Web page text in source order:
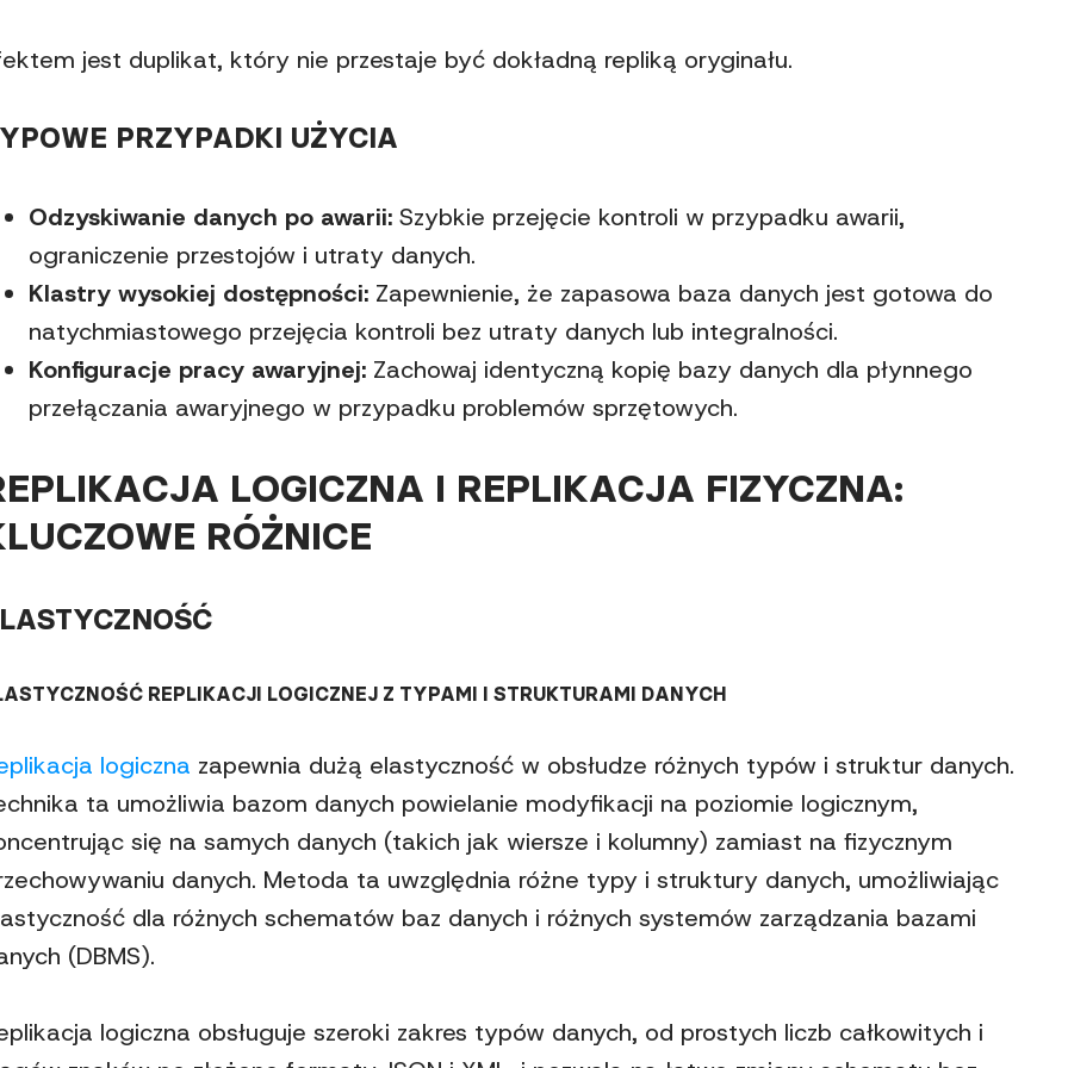
jest duplikat, który nie przestaje być dokładną repliką oryginału.
PRZYPADKI UŻYCIA
Odzyskiwanie danych po awarii: Szybkie przejęcie kontroli w przypadku awarii,
ograniczenie przestojów i utraty danych.
Klastry wysokiej dostępności: Zapewnienie, że zapasowa baza danych jest gotowa do
natychmiastowego przejęcia kontroli bez utraty danych lub integralności.
Konfiguracje pracy awaryjnej: Zachowaj identyczną kopię bazy danych dla płynnego
przełączania awaryjnego w przypadku problemów sprzętowych.
LOGICZNA I REPLIKACJA FIZYCZNA:
RÓŻNICE
REPLIKACJI LOGICZNEJ Z TYPAMI I STRUKTURAMI DANYCH
logiczna zapewnia dużą elastyczność w obsłudze różnych typów i struktur danych.
ta umożliwia bazom danych powielanie modyfikacji na poziomie logicznym,
się na samych danych (takich jak wiersze i kolumny) zamiast na fizycznym
danych. Metoda ta uwzględnia różne typy i struktury danych, umożliwiając
dla różnych schematów baz danych i różnych systemów zarządzania bazami
(DBMS).
logiczna obsługuje szeroki zakres typów danych, od prostych liczb całkowitych i